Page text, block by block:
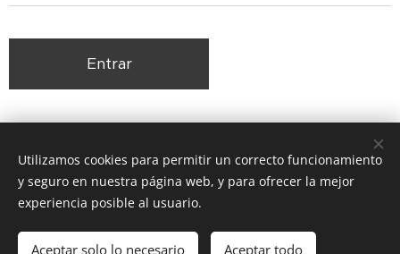
Entrar
¿Olvidaste tu contraseña?
Buenos Aires, 1428 -Argentina
Utilizamos cookies para permitir un correcto funcionamiento
y seguro en nuestra página web, y para ofrecer la mejor
experiencia posible al usuario.
Aceptar solo lo necesario Aceptar todo